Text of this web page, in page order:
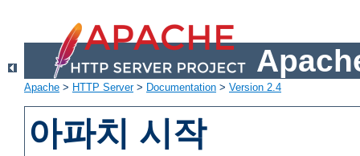
Apache > HTTP Server> Documentation > Version 2.4
아파치 시작